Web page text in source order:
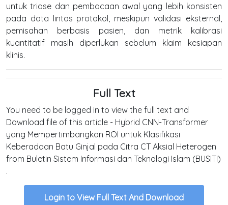
untuk triase dan pembacaan awal yang lebih konsisten
pada data lintas protokol, meskipun validasi eksternal,
pemisahan berbasis pasien, dan metrik kalibrasi
kuantitatif masih diperlukan sebelum klaim kesiapan
klinis.
Full Text
You need to be logged in to view the full text and
Download file of this article - Hybrid CNN-Transformer
yang Mempertimbangkan ROI untuk Klasifikasi
Keberadaan Batu Ginjal pada Citra CT Aksial Heterogen
from Buletin Sistem Informasi dan Teknologi Islam (BUSITI)
.
Login to View Full Text And Download